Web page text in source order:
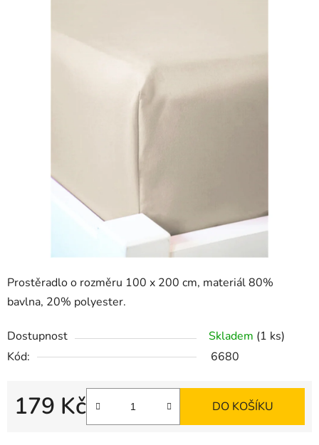
Prostěradlo o rozměru 100 x 200 cm, materiál 80%
bavlna, 20% polyester.
Dostupnost Skladem (1 ks)
Kód:
6680
179 Kč DO KOŠÍKU